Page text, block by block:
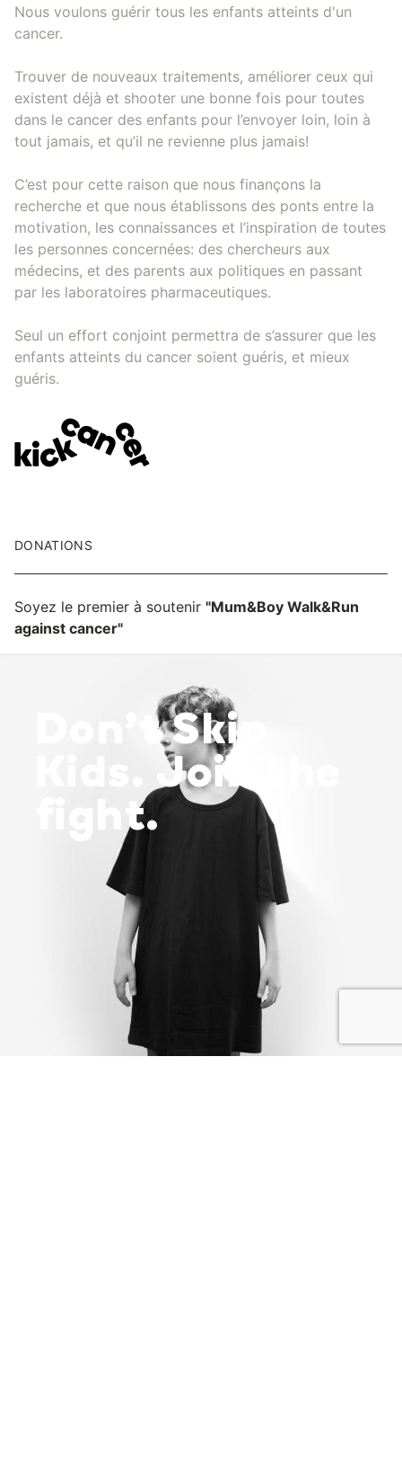
Nous voulons guérir tous les enfants atteints d'un
cancer.
Trouver de nouveaux traitements, améliorer ceux qui
existent déjà et shooter une bonne fois pour toutes
dans le cancer des enfants pour l’envoyer loin, loin à
tout jamais, et qu’il ne revienne plus jamais!
C’est pour cette raison que nous finançons la
recherche et que nous établissons des ponts entre la
motivation, les connaissances et l’inspiration de toutes
les personnes concernées: des chercheurs aux
médecins, et des parents aux politiques en passant
par les laboratoires pharmaceutiques.
Seul un effort conjoint permettra de s’assurer que les
enfants atteints du cancer soient guéris, et mieux
guéris.
DONATIONS
Soyez le premier à soutenir "Mum&Boy Walk&Run
against cancer"
Don’t Skip
Kids. Join the
fight.